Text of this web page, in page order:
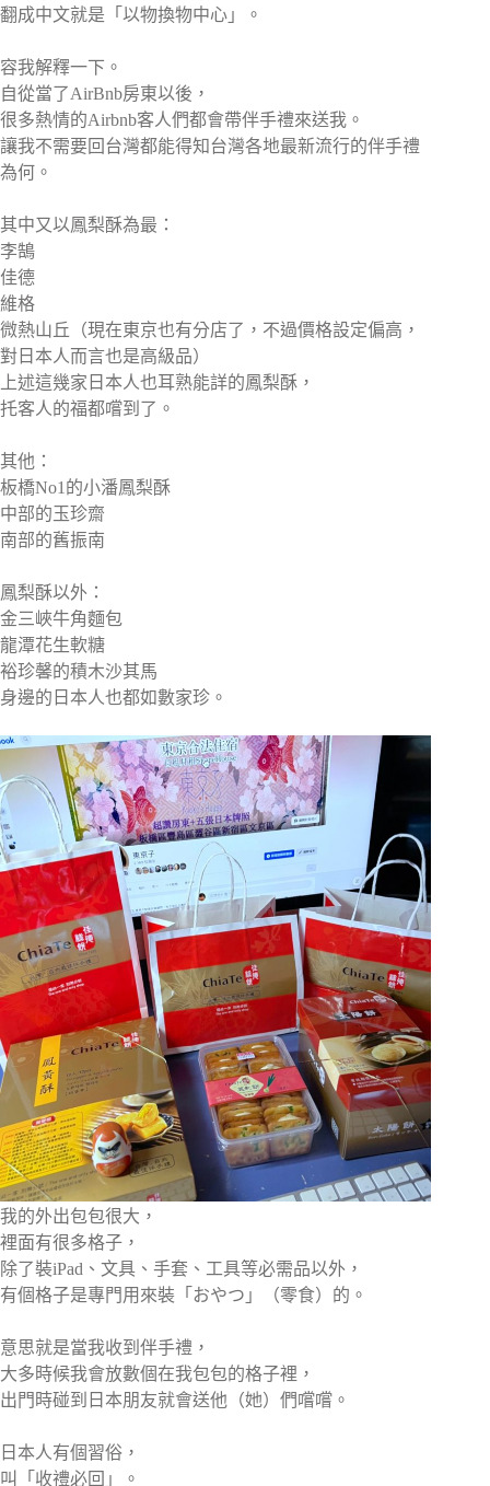
翻成中文就是「以物換物中心」。
容我解釋一下。
自從當了AirBnb房東以後，
很多熱情的Airbnb客人們都會帶伴手禮來送我。
讓我不需要回台灣都能得知台灣各地最新流行的伴手禮
為何。
其中又以鳳梨酥為最：
李鵠
佳德
維格
微熱山丘（現在東京也有分店了，不過價格設定偏高，
對日本人而言也是高級品）
上述這幾家日本人也耳熟能詳的鳳梨酥，
托客人的福都嚐到了。
其他：
板橋No1的小潘鳳梨酥
中部的玉珍齋
南部的舊振南
鳳梨酥以外：
金三峽牛角麵包
龍潭花生軟糖
裕珍馨的積木沙其馬
身邊的日本人也都如數家珍。
我的外出包包很大，
裡面有很多格子，
除了裝iPad、文具、手套、工具等必需品以外，
有個格子是專門用來裝「おやつ」（零食）的。
意思就是當我收到伴手禮，
大多時候我會放數個在我包包的格子裡，
出門時碰到日本朋友就會送他（她）們嚐嚐。
日本人有個習俗，
叫「收禮必回」。